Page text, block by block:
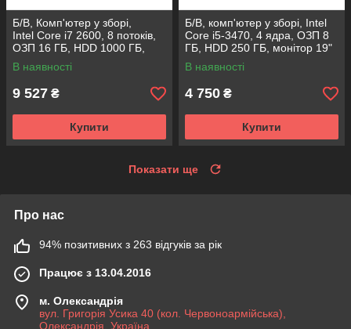
Б/В, Комп'ютер у зборі,
Intel Core i7 2600, 8 потоків,
ОЗП 16 ГБ, HDD 1000 ГБ,
відео 4 ГБ, монітор 19"
В наявності
9 527 ₴
Купити
Б/В, комп'ютер у зборі, Intel
Core i5-3470, 4 ядра, ОЗП 8
ГБ, HDD 250 ГБ, монітор 19"
В наявності
4 750 ₴
Купити
Показати ще
Про нас
94% позитивних з 263 відгуків за рік
Працює з 13.04.2016
м. Олександрія
вул. Григорія Усика 40 (кол. Червоноармійська),
Олександрія, Україна